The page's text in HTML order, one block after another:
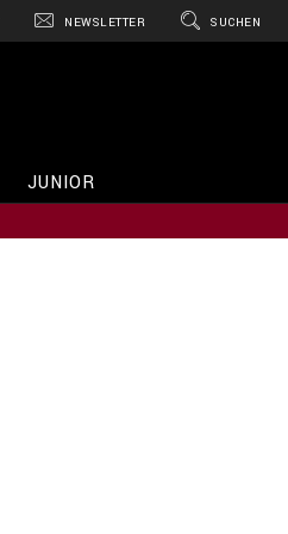
NEWSLETTER SUCHEN
JUNIOR